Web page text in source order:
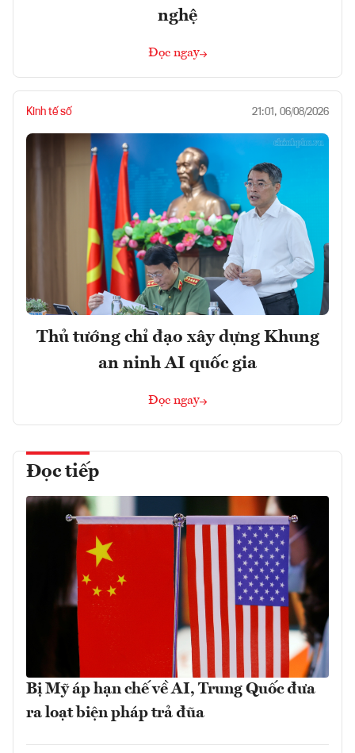
nghệ
Đọc ngay
Kinh tế số 21:01, 06/08/2026
Thủ tướng chỉ đạo xây dựng Khung
an ninh AI quốc gia
Đọc ngay
Đọc tiếp
Bị Mỹ áp hạn chế về AI, Trung Quốc đưa
ra loạt biện pháp trả đũa